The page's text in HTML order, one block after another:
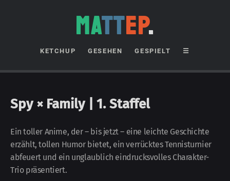
MATTEP.
KETCHUP GESEHEN GESPIELT ☰
Spy × Family | 1. Staffel
Ein toller Anime, der – bis jetzt – eine leichte Geschichte
erzählt, tollen Humor bietet, ein ver­rücktes Tennis­turnier
abfeuert und ein un­glaub­lich ein­drucks­volles Cha­rak­ter-
Trio prä­sen­tiert.